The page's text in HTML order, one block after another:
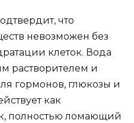
что
невозможен без
клеток. Вода
растворителем и
гормонов, глюкозы и
как
полностью ломающий